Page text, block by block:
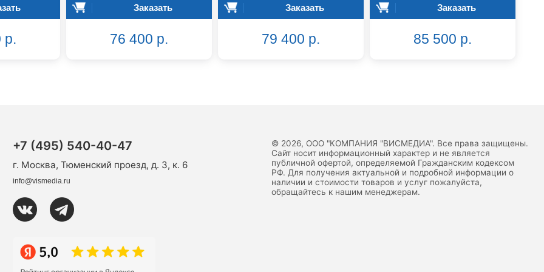
р.
Заказать
76 400 р.
Заказать
79 400 р.
Заказать
85 500 р.
+7 (495) 540-40-47
г. Москва, Тюменский проезд, д. 3, к. 6
info@vismedia.ru
© 2026, ООО "КОМПАНИЯ "ВИСМЕДИА". Все права защищены.
Сайт носит информационный характер и не является
публичной офертой, определяемой Гражданским кодексом
РФ. Для получения актуальной и подробной информации о
наличии и стоимости товаров и услуг пожалуйста,
обращайтесь к нашим менеджерам.